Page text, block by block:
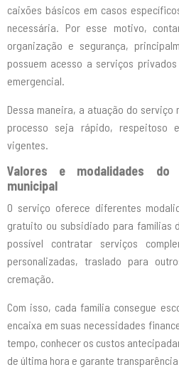
caixões básicos em casos
necessária. Por esse motivo,
organização e segurança,
possuem acesso a serviços
emergencial.
Dessa maneira, a atuação do
processo seja rápido, respeitoso
vigentes.
Valores e modalidades do
municipal
O serviço oferece diferentes
gratuito ou subsidiado para famílias
possível contratar serviços
personalizadas, traslado para
cremação.
Com isso, cada família consegue
encaixa em suas necessidades
tempo, conhecer os custos
de última hora e garante